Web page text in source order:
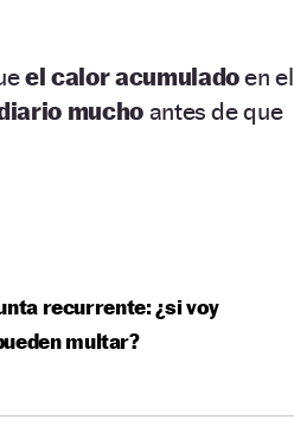
el calor acumuladoen el
muchoantes de que
recurrente: ¿si voy
multar?